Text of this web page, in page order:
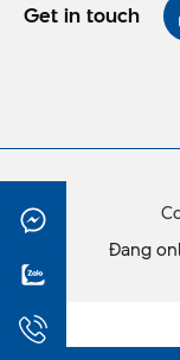
Get in touch
Đang